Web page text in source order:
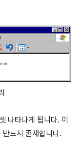
나타나게 됩니다. 이
드시 존재합니다.